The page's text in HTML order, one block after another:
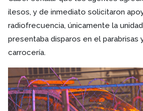
ilesos, y de inmediato solicitaron
radiofrecuencia, únicamente la
presentaba disparos en el parabrisas
carrocería.